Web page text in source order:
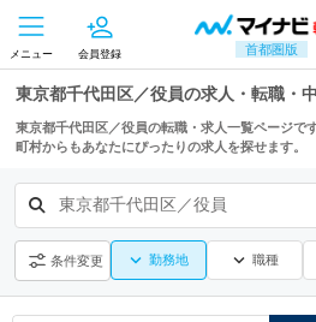
首都圏版
メニュー 会員登録
東京都千代田区／役員の求人・転職・
東京都千代田区／役員の転職・求人一覧ページで
町村からもあなたにぴったりの求人を探せます。
東京都千代田区／役員
条件変更 勤務地 職種